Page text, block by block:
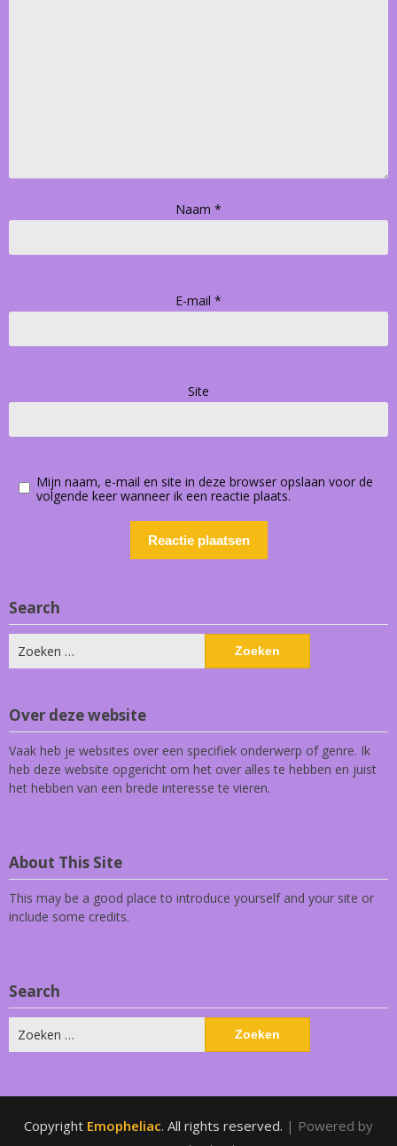
Naam *
E-mail *
Site
Mijn naam, e-mail en site in deze browser opslaan voor de
volgende keer wanneer ik een reactie plaats.
Search
Zoeken
naar:
Over deze website
Vaak heb je websites over een specifiek onderwerp of genre. Ik
heb deze website opgericht om het over alles te hebben en juist
het hebben van een brede interesse te vieren.
About This Site
This may be a good place to introduce yourself and your site or
include some credits.
Search
Zoeken
naar:
Copyright Emopheliac. All rights reserved. | Powered by